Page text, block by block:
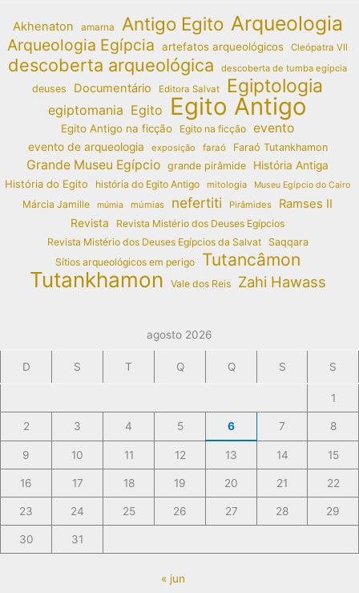
Akhenaton amarna Antigo Egito Arqueologia
Arqueologia Egípcia artefatos arqueológicos Cleópatra VII
descoberta arqueológica descoberta de tumba egípcia
deuses Documentário Editora Salvat Egiptologia
egiptomania Egito Egito Antigo
Egito Antigo na ficção Egito na ficção evento
evento de arqueologia exposição faraó Faraó Tutankhamon
Grande Museu Egípcio grande pirâmide
História Antiga
História do Egito
história do Egito Antigo mitologia Museu Egípcio do Cairo
Márcia Jamille múmia múmias nefertiti Pirâmides Ramses II
Revista
Revista Mistério dos Deuses Egípcios
Revista Mistério dos Deuses Egípcios da Salvat
Saqqara
Sítios arqueológicos em perigo
Tutancâmon
Tutankhamon Vale dos Reis Zahi Hawass
agosto 2026
D S T Q Q S S
1
2 3 4 5 6 7 8
9 10 11 12 13 14 15
16 17 18 19 20 21 22
23 24 25 26 27 28 29
30 31
« jun